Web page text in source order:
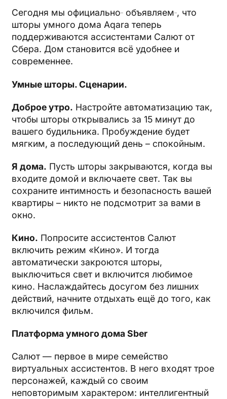
Сегодня мы официально объявляем , что
шторы умного дома Aqara теперь
поддерживаются ассистентами Салют от
Сбера. Дом становится всё удобнее и
современнее.
Умные шторы. Сценарии.
Доброе утро. Настройте автоматизацию так,
чтобы шторы открывались за 15 минут до
вашего будильника. Пробуждение будет
мягким, а последующий день – спокойным.
Я дома. Пусть шторы закрываются, когда вы
входите домой и включаете свет. Так вы
сохраните интимность и безопасность вашей
квартиры – никто не подсмотрит за вами в
окно.
Кино. Попросите ассистентов Салют
включить режим «Кино». И тогда
автоматически закроются шторы,
выключиться свет и включится любимое
кино. Наслаждайтесь досугом без лишних
действий, начните отдыхать ещё до того, как
включился фильм.
Платформа умного домаSber
Салют — первое в мире семейство
виртуальных ассистентов. В него входят трое
персонажей, каждый со своим
неповторимым характером: интеллигентный